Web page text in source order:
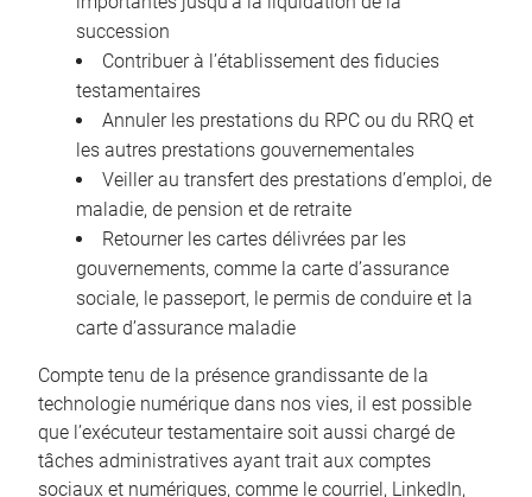
succession
Contribuer à l’établissement des fiducies
testamentaires
Annuler les prestations du RPC ou du RRQ et
les autres prestations gouvernementales
Veiller au transfert des prestations d’emploi, de
maladie, de pension et de retraite
Retourner les cartes délivrées par les
gouvernements, comme la carte d’assurance
sociale, le passeport, le permis de conduire et la
carte d’assurance maladie
Compte tenu de la présence grandissante de la
technologie numérique dans nos vies, il est possible
que l’exécuteur testamentaire soit aussi chargé de
tâches administratives ayant trait aux comptes
sociaux et numériques, comme le courriel, LinkedIn,